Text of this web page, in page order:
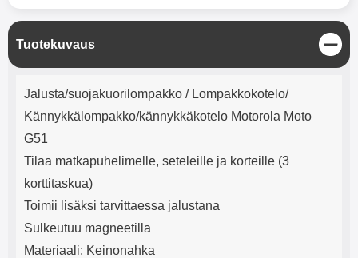
mha Kuunteluaika: noin 4 tuntia
Input: AC100-240V 50/60Hz 0.8A
Max Output: USB: DC5V/3.0A
(15W) 9V/2.0A (18W) 12V/1.5
(18W) Type-C: 5V/3A (PD15W)
9V/2.22A (PD20W)
5V/3A Max Maximum output:
20.W Max Johdon pituus: 1 metri
Tuotekuvaus
S
u
l
Tuotekuvaus
Jalusta/suojakuorilompakko / Lompakkokotelo/
Kännykkälompakko/kännykkäkotelo Motorola Moto
G51
Tilaa matkapuhelimelle, seteleille ja korteille (3
korttitaskua)
Toimii lisäksi tarvittaessa jalustana
Sulkeutuu magneetilla
Materiaali: Keinonahka